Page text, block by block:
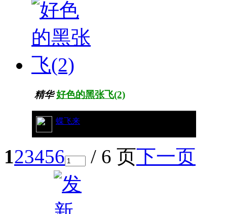
精华 好色的黑张飞(2)
蝶飞来
123456 / 6 页下一页